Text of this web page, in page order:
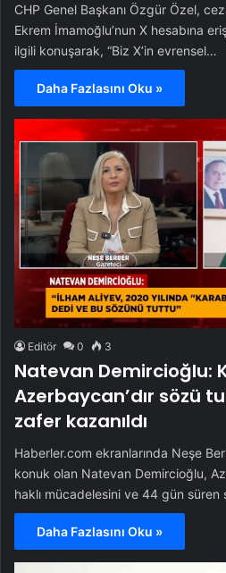
CHP Genel Başkanı Özgür Özel,
Ekrem İmamoğlu’nun X hesabına
ilgili konuşarak, “Biz X’in evrensel…
Daha Fazlasını Oku »
Editör 0 3
Natevan Demircioğlu:
Azerbaycan’dır sözü
zafer kazanıldı
Haberler.com ekranlarında Neşe
konuk olan Natevan Demircioğlu,
haklı mücadelesini ve 44 gün süren
Daha Fazlasını Oku »